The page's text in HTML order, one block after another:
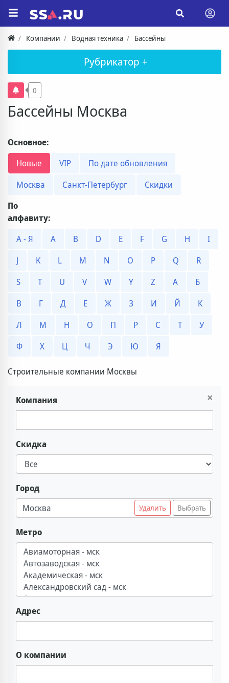
Компании Водная техника Бассейны
Рубрикатор +
Бассейны Москва
0
Основное:
Новые
VIP
По дате обновления
Москва
Санкт-Петербург
Скидки
По
алфавиту:
А - Я
A B D E F G H
I
J
K L M N O P Q
R
S
T U V W Y Z А
Б
В
Г Д Е Ж З И Й
К
Л
М Н О П Р С Т
У
Ф
Х Ц Ч Э Ю Я
Строительные компании Москвы
×
Компания
Скидка
Город
Москва
Удалить Выбрать
Метро
Адрес
О компании